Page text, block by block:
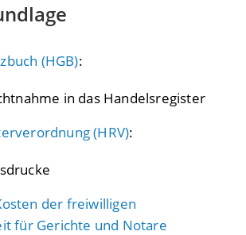
(HGB):
in das Handelsregister
(HRV):
der freiwilligen
für Gerichte und Notare